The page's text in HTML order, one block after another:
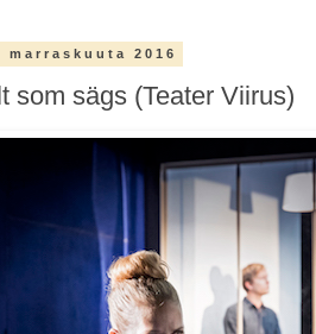
2016
som sägs (Teater Viirus)